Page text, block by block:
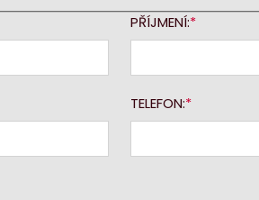
PŘÍJMENÍ:
TELEFON: